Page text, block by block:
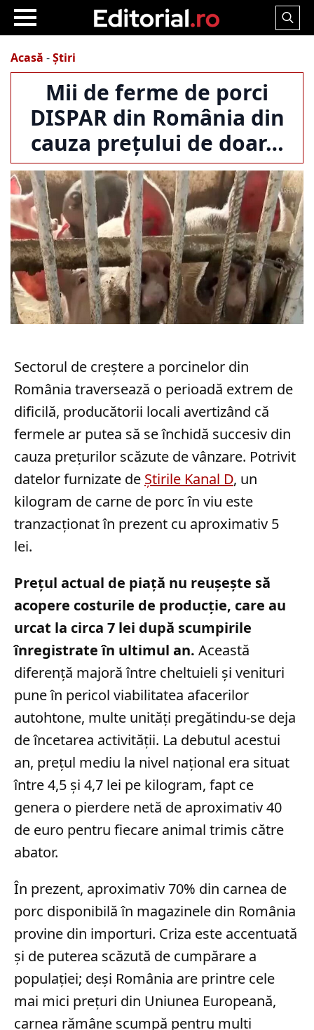
Search
Acasă -Știri
Mii de ferme de porci
DISPAR din România din
cauza prețului de doar…
Sectorul de creștere a porcinelor din
România traversează o perioadă extrem de
dificilă, producătorii locali avertizând că
fermele ar putea să se închidă succesiv din
cauza prețurilor scăzute de vânzare. Potrivit
datelor furnizate de Știrile Kanal D, un
kilogram de carne de porc în viu este
tranzacționat în prezent cu aproximativ 5
lei.
Prețul actual de piață nu reușește să
acopere costurile de producție, care au
urcat la circa 7 lei după scumpirile
înregistrate în ultimul an. Această
diferență majoră între cheltuieli și venituri
pune în pericol viabilitatea afacerilor
autohtone, multe unități pregătindu-se deja
de încetarea activității. La debutul acestui
an, prețul mediu la nivel național era situat
între 4,5 și 4,7 lei pe kilogram, fapt ce
genera o pierdere netă de aproximativ 40
de euro pentru fiecare animal trimis către
abator.
În prezent, aproximativ 70% din carnea de
porc disponibilă în magazinele din România
provine din importuri. Criza este accentuată
și de puterea scăzută de cumpărare a
populației; deși România are printre cele
mai mici prețuri din Uniunea Europeană,
carnea rămâne scumpă pentru mulți